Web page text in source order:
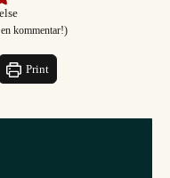
en kommentar!)
Print